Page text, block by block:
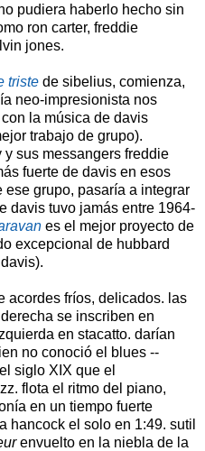
pudiera haberlo hecho sin
ron carter, freddie
jones.
triste de sibelius, comienza,
neo-impresionista nos
con la música de davis
trabajo de grupo).
sus messangers freddie
fuerte de davis en esos
ese grupo, pasaría a integrar
davis tuvo jamás entre 1964-
es el mejor proyecto de
excepcional de hubbard
acordes fríos, delicados. las
se inscriben en
en stacatto. darían
no conoció el blues --
siglo XIX que el
flota el ritmo del piano,
en un tiempo fuerte
hancock el solo en 1:49. sutil
envuelto en la niebla de la